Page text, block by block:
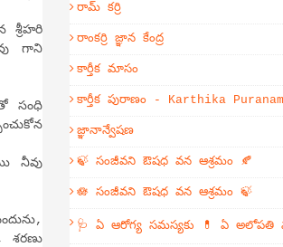
శ్రీహరి
గాని
సంధి
నీవు
శరణు
రామ్ కర్రి
రాంకర్రి జ్ఞాన కేంద్ర
కార్తీక మాసం
కార్తీక పురాణం - Karthika Puranam
జ్ఞానాన్వేషణ
🍃 సంజీవని ఔషధ వన ఆశ్రమం 🍂
🪷 సంజీవని ఔషధ వన ఆశ్రమం 🍃
🩺 ఏ ఆరోగ్య సమస్యకు 💊 ఏ అలోపతి